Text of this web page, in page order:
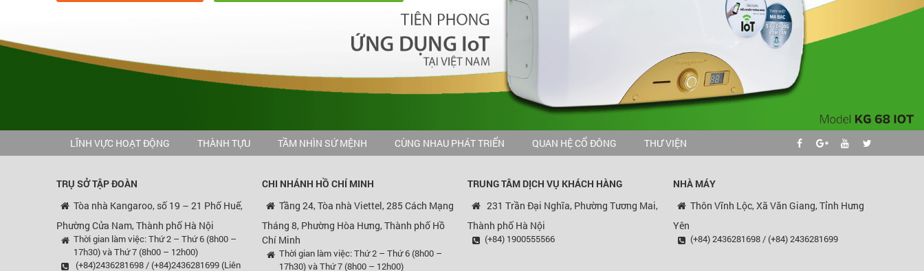
LĨNH VỰC HOẠT ĐỘNG THÀNH TỰU TẦM NHÌN SỨ MỆNH CÙNG NHAU PHÁT TRIỂN QUAN HỆ CỔ ĐÔNG THƯ VIỆN
TRỤ SỞ TẬP ĐOÀN
Tòa nhà Kangaroo, số 19 – 21 Phố Huế,
Phường Cửa Nam, Thành phố Hà Nội
Thời gian làm việc: Thứ 2 – Thứ 6 (8h00 –
17h30) và Thứ 7 (8h00 – 12h00)
(+84)2436281698 / (+84)2436281699 (Liên
CHI NHÁNH HỒ CHÍ MINH
Tầng 24, Tòa nhà Viettel, 285 Cách Mạng
Tháng 8, Phường Hòa Hưng, Thành phố Hồ
Chí Minh
Thời gian làm việc: Thứ 2 – Thứ 6 (8h00 –
17h30) và Thứ 7 (8h00 – 12h00)
TRUNG TÂM DỊCH VỤ KHÁCH HÀNG
231 Trần Đại Nghĩa, Phường Tương Mai,
Thành phố Hà Nội
(+84) 1900555566
NHÀ MÁY
Thôn Vĩnh Lộc, Xã Văn Giang, Tỉnh Hưng
Yên
(+84) 2436281698 / (+84) 2436281699